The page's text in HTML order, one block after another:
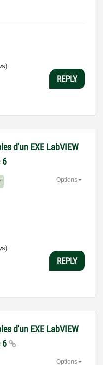
REPLY
d'un EXE LabVIEW
6
Options
REPLY
d'un EXE LabVIEW
6
Options